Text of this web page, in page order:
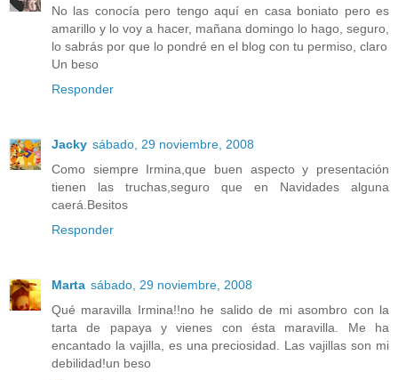
No las conocía pero tengo aquí en casa boniato pero es
amarillo y lo voy a hacer, mañana domingo lo hago, seguro,
lo sabrás por que lo pondré en el blog con tu permiso, claro
Un beso
Responder
Jacky sábado, 29 noviembre, 2008
Como siempre Irmina,que buen aspecto y presentación
tienen las truchas,seguro que en Navidades alguna
caerá.Besitos
Responder
Marta sábado, 29 noviembre, 2008
Qué maravilla Irmina!!no he salido de mi asombro con la
tarta de papaya y vienes con ésta maravilla. Me ha
encantado la vajilla, es una preciosidad. Las vajillas son mi
debilidad!un beso